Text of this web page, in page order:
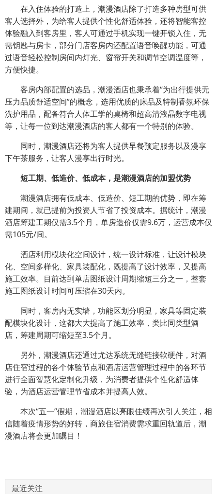
在入住体验的打造上，潮漫酒店除了打造多种房型可供
客人选择外，为给客人提供个性化舒适体验，还将智能客控
体验融入到客房里，客人可通过手机实现一键开锁入住，无
需钥匙与房卡，部分门店客房内还配置语音唤醒功能，可通
过语音轻松控制房间内灯光、窗帘开关和调节空调温度等，
方便快捷。
客房内部配置的选品，潮漫酒店也秉承着“为出行提供无
压力品质舒适空间”的概念，选用优质的床品及特制香氛环保
洗护用品，配备符合人体工学的桌椅和超高清液晶数字电视
等，让每一位到达潮漫酒店的客人都有一个特别的体验。
同时，潮漫酒店还将为客人提供早餐预定服务以及漫享
下午茶服务，让客人漫享出行时光。
短工期、低造价、低成本，是潮漫酒店的加盟优势
潮漫酒店拥有低成本、低造价、短工期的优势，即在筹
建期间，就已提前为投资人节省了投资成本。据统计，潮漫
酒店筹建工期仅需3.5个月，单房造价仅需9.6万，运营成本仅
需105元/间。
酒店利用模块化空间设计，统一设计标准，让设计模块
化、空间多样化、家具装配化，既提高了设计效率，又提高
施工效率。目前达到单店图纸设计周期缩短三分之一，整套
施工图纸设计时间可压缩在30天内。
同时，客房内无实墙，功能区划分明显，家具等固定装
配模块化设计，这都大大提高了施工效率，类比同类型酒
店，筹建周期可缩短至3.5个月。
另外，潮漫酒店还通过尤达系统无缝链接软硬件，对酒
店住宿过程的各个体验节点和酒店运营管理过程中的各环节
进行全面智慧化定制化升级，为消费者提供个性化舒适体
验，为酒店运营管理节省成本并提高人效。
本次“五一”假期，潮漫酒店以亮眼佳绩再次引人关注，相
信随着疫情形势的好转，商旅住宿消费需求重回轨道后，潮
漫酒店将会更加瞩目！
最近关注